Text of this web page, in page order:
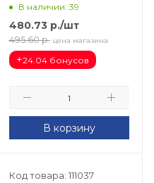
В наличии: 39
480.73р./шт
495.60 р. цена магазина
+24.04 бонусов
В корзину
Код товара: 111037